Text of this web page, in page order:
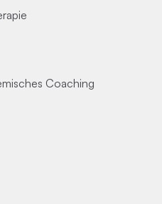
Coaching